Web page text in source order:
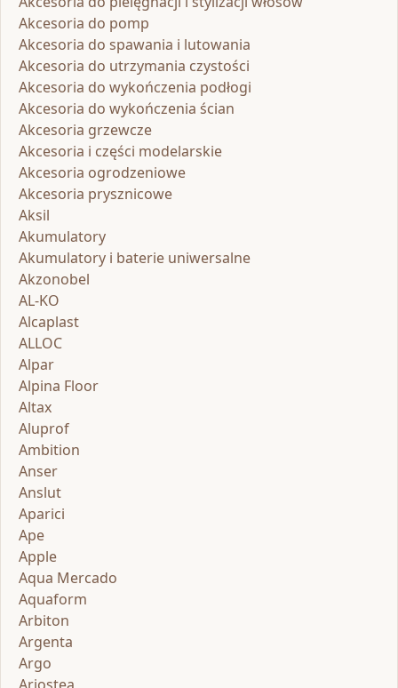
Akcesoria do pomp
Akcesoria do spawania i lutowania
Akcesoria do utrzymania czystości
Akcesoria do wykończenia podłogi
Akcesoria do wykończenia ścian
Akcesoria grzewcze
Akcesoria i części modelarskie
Akcesoria ogrodzeniowe
Akcesoria prysznicowe
Aksil
Akumulatory
Akumulatory i baterie uniwersalne
Akzonobel
AL-KO
Alcaplast
ALLOC
Alpar
Alpina Floor
Altax
Aluprof
Ambition
Anser
Anslut
Aparici
Ape
Apple
Aqua Mercado
Aquaform
Arbiton
Argenta
Argo